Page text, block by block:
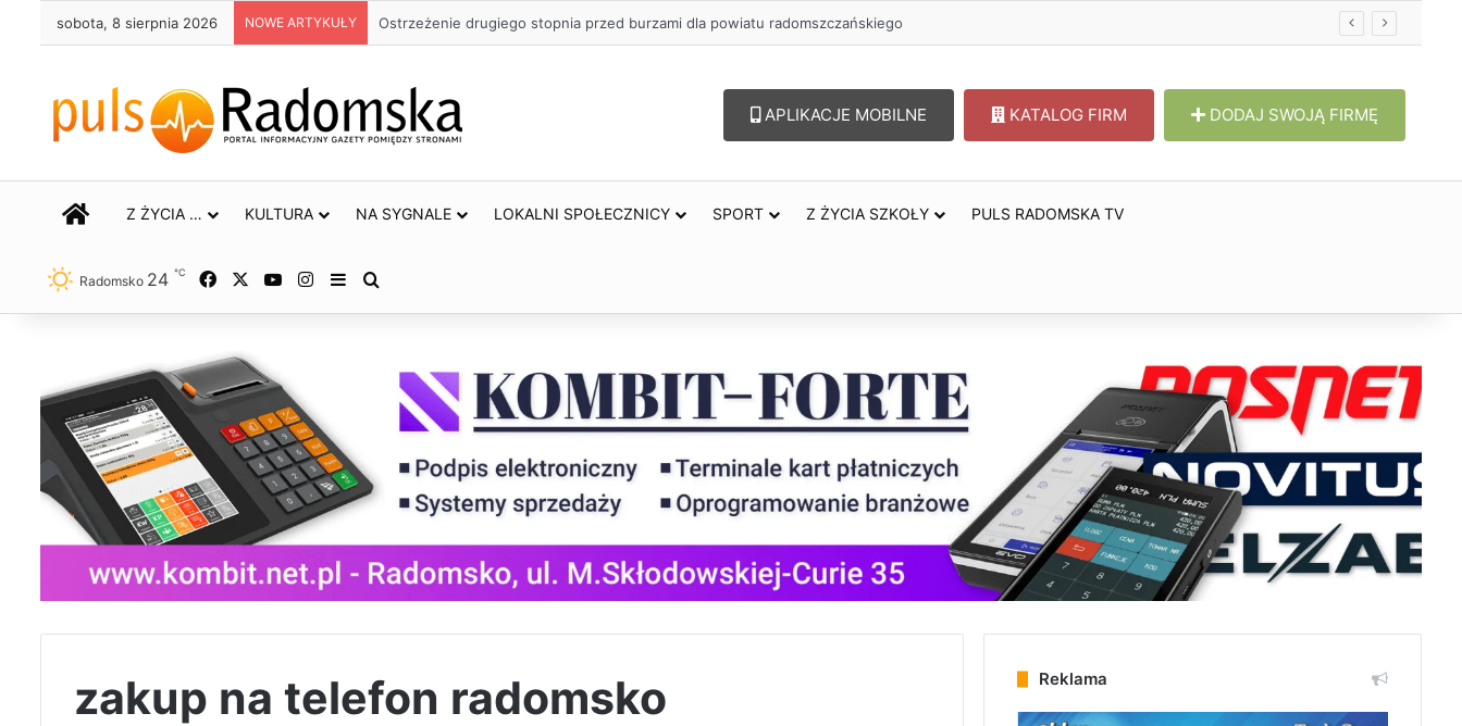
sobota, 8 sierpnia 2026 NOWE ARTYKUŁY Ostrzeżenie drugiego stopnia przed burzami dla powiatu radomszczańskiego
APLIKACJE MOBILNE KATALOG FIRM DODAJ SWOJĄ FIRMĘ
STRONA GŁÓWNA
Z ŻYCIA … KULTURA NA SYGNALE LOKALNI SPOŁECZNICY SPORT Z ŻYCIA SZKOŁY PULS RADOMSKA TV
Radomsko 24 ℃ Facebook YouTubeInstagram
Sidebar
zakup na telefon radomsko Reklama